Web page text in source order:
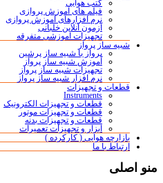
کتب هوایی
فیلم های آموزش پروازی
نرم افزارهای آموزش پروازی
آزمون آنلاین خلبانی
تجهیزات آموزشی متفرقه
شبیه ساز پرواز
پرواز با شبیه ساز پرشین
آموزش شبیه ساز پرواز
تجهیزات شبیه ساز پرواز
نرم افزار شبیه ساز پرواز
قطعات و تجهیزات
Instruments
قطعات و تجهیزات الکترونیک
قطعات و تجهیزات موتور
قطعات و تجهیزات بدنه
ابزار و تجهیزات تعمیرات
بازارچه هوایی ( کارکرده )
ارتباط با ما
منو اصلی